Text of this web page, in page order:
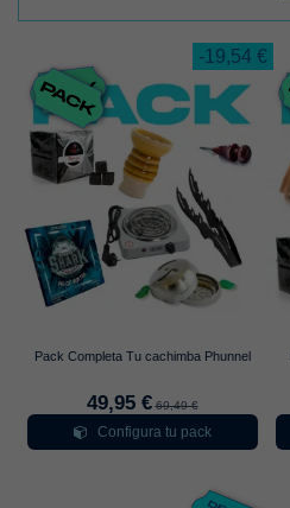
Pack Completa Tu cachimba Phunnel
49,95 € 69,49 €
Configura tu pack
-19,54 €